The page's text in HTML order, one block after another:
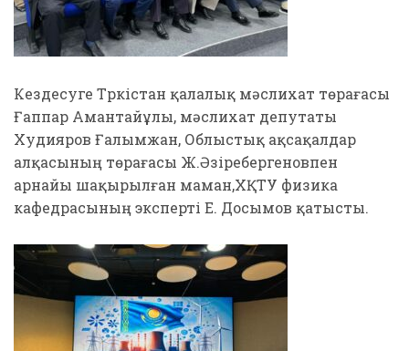
Кездесуге Түркістан қалалық мәслихат төрағасы
Ғаппар Амантайұлы, мәслихат депутаты
Худияров Ғалымжан, Облыстық ақсақалдар
алқасының төрағасы Ж.Әзіребергеновпен
арнайы шақырылған маман,ХҚТУ физика
кафедрасының эксперті Е. Досымов қатысты.